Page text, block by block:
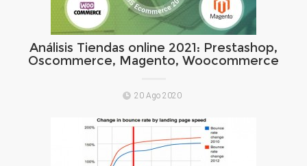
Análisis Tiendas online 2021: Prestashop,
Oscommerce, Magento, Woocommerce
20 Ago 2020